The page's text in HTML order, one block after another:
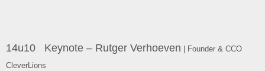
14u10 Keynote – Rutger Verhoeven | Founder & CCO
CleverLions